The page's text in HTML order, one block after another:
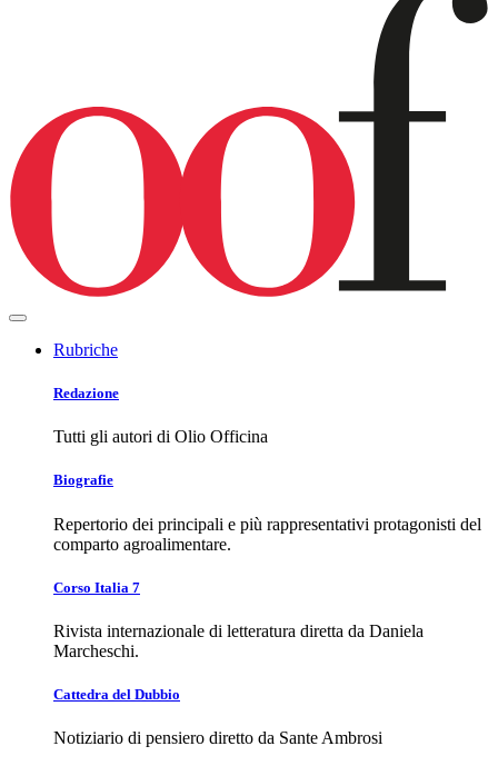
Rubriche
Redazione
Tutti gli autori di Olio Officina
Biografie
Repertorio dei principali e più rappresentativi protagonisti del
comparto agroalimentare.
Corso Italia 7
Rivista internazionale di letteratura diretta da Daniela
Marcheschi.
Cattedra del Dubbio
Notiziario di pensiero diretto da Sante Ambrosi